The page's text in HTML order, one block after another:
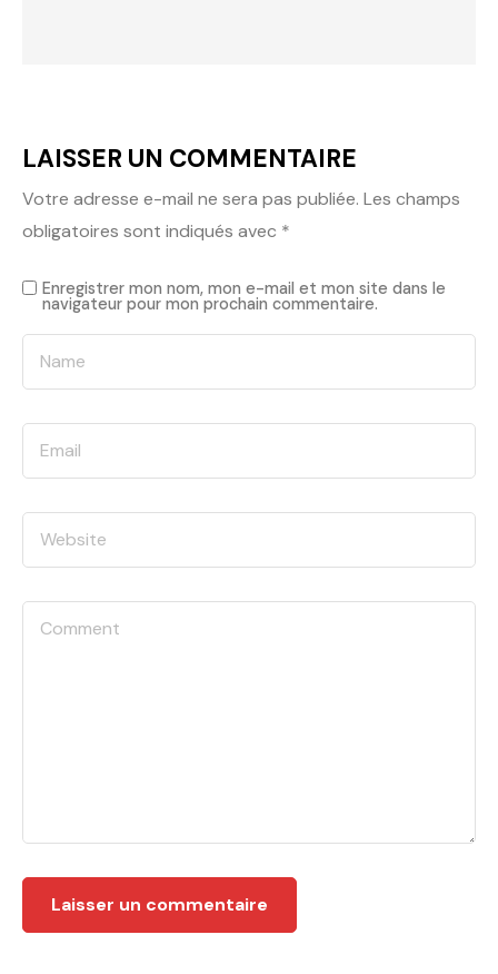
LAISSER UN COMMENTAIRE
Votre adresse e-mail ne sera pas publiée. Les champs
obligatoires sont indiqués avec *
Enregistrer mon nom, mon e-mail et mon site dans le
navigateur pour mon prochain commentaire.